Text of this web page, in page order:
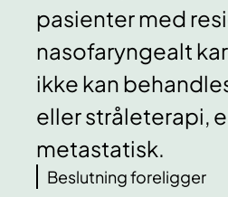
pasienter med
nasofaryngealt
ikke kan
eller stråleterapi,
metastatisk.
Beslutning foreligger